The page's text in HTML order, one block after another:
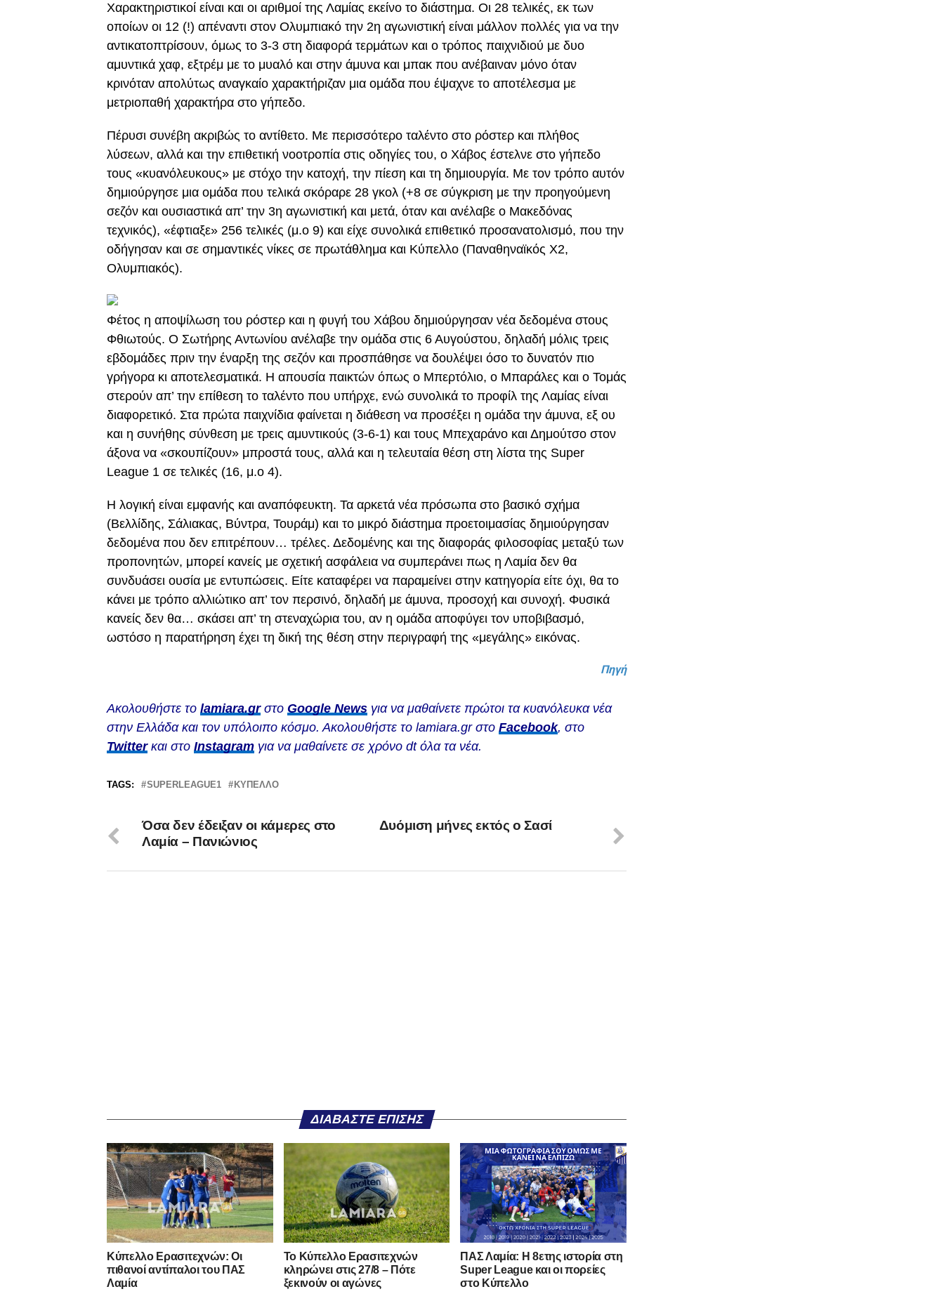
Χαρακτηριστικοί είναι και οι αριθμοί της Λαμίας εκείνο το διάστημα. Οι 28 τελικές, εκ των
οποίων οι 12 (!) απέναντι στον Ολυμπιακό την 2η αγωνιστική είναι μάλλον πολλές για να την
αντικατοπτρίσουν, όμως το 3-3 στη διαφορά τερμάτων και ο τρόπος παιχνιδιού με δυο
αμυντικά χαφ, εξτρέμ με το μυαλό και στην άμυνα και μπακ που ανέβαιναν μόνο όταν
κρινόταν απολύτως αναγκαίο χαρακτήριζαν μια ομάδα που έψαχνε το αποτέλεσμα με
μετριοπαθή χαρακτήρα στο γήπεδο.
Πέρυσι συνέβη ακριβώς το αντίθετο. Με περισσότερο ταλέντο στο ρόστερ και πλήθος
λύσεων, αλλά και την επιθετική νοοτροπία στις οδηγίες του, ο Χάβος έστελνε στο γήπεδο
τους «κυανόλευκους» με στόχο την κατοχή, την πίεση και τη δημιουργία. Με τον τρόπο αυτόν
δημιούργησε μια ομάδα που τελικά σκόραρε 28 γκολ (+8 σε σύγκριση με την προηγούμενη
σεζόν και ουσιαστικά απ’ την 3η αγωνιστική και μετά, όταν και ανέλαβε ο Μακεδόνας
τεχνικός), «έφτιαξε» 256 τελικές (μ.ο 9) και είχε συνολικά επιθετικό προσανατολισμό, που την
οδήγησαν και σε σημαντικές νίκες σε πρωτάθλημα και Κύπελλο (Παναθηναϊκός Χ2,
Ολυμπιακός).
Φέτος η αποψίλωση του ρόστερ και η φυγή του Χάβου δημιούργησαν νέα δεδομένα στους
Φθιωτούς. Ο Σωτήρης Αντωνίου ανέλαβε την ομάδα στις 6 Αυγούστου, δηλαδή μόλις τρεις
εβδομάδες πριν την έναρξη της σεζόν και προσπάθησε να δουλέψει όσο το δυνατόν πιο
γρήγορα κι αποτελεσματικά. Η απουσία παικτών όπως ο Μπερτόλιο, ο Μπαράλες και ο Τομάς
στερούν απ’ την επίθεση το ταλέντο που υπήρχε, ενώ συνολικά το προφίλ της Λαμίας είναι
διαφορετικό. Στα πρώτα παιχνίδια φαίνεται η διάθεση να προσέξει η ομάδα την άμυνα, εξ ου
και η συνήθης σύνθεση με τρεις αμυντικούς (3-6-1) και τους Μπεχαράνο και Δημούτσο στον
άξονα να «σκουπίζουν» μπροστά τους, αλλά και η τελευταία θέση στη λίστα της Super
League 1 σε τελικές (16, μ.ο 4).
Η λογική είναι εμφανής και αναπόφευκτη. Τα αρκετά νέα πρόσωπα στο βασικό σχήμα
(Βελλίδης, Σάλιακας, Βύντρα, Τουράμ) και το μικρό διάστημα προετοιμασίας δημιούργησαν
δεδομένα που δεν επιτρέπουν… τρέλες. Δεδομένης και της διαφοράς φιλοσοφίας μεταξύ των
προπονητών, μπορεί κανείς με σχετική ασφάλεια να συμπεράνει πως η Λαμία δεν θα
συνδυάσει ουσία με εντυπώσεις. Είτε καταφέρει να παραμείνει στην κατηγορία είτε όχι, θα το
κάνει με τρόπο αλλιώτικο απ’ τον περσινό, δηλαδή με άμυνα, προσοχή και συνοχή. Φυσικά
κανείς δεν θα… σκάσει απ’ τη στεναχώρια του, αν η ομάδα αποφύγει τον υποβιβασμό,
ωστόσο η παρατήρηση έχει τη δική της θέση στην περιγραφή της «μεγάλης» εικόνας.
Πηγή
Ακολουθήστε το lamiara.grστο Google News για να μαθαίνετε πρώτοι τα κυανόλευκα νέα
στην Ελλάδα και τον υπόλοιπο κόσμο. Ακολουθήστε το lamiara.gr στο Facebook, στο
Twitterκαι στο Instagram για να μαθαίνετε σε χρόνο dt όλα τα νέα.
TAGS: SUPERLEAGUE1 ΚΎΠΕΛΛΟ
Δυόμιση μήνες εκτός ο Σασί
Όσα δεν έδειξαν οι κάμερες στο
Λαμία – Πανιώνιος
ΔΙΑΒΆΣΤΕ ΕΠΊΣΗΣ
Κύπελλο Ερασιτεχνών: Οι
πιθανοί αντίπαλοι του ΠΑΣ
Λαμία
Το Κύπελλο Ερασιτεχνών
κληρώνει στις 27/8 – Πότε
ξεκινούν οι αγώνες
ΠΑΣ Λαμία: Η 8ετης ιστορία στη
Super League και οι πορείες
στο Κύπελλο